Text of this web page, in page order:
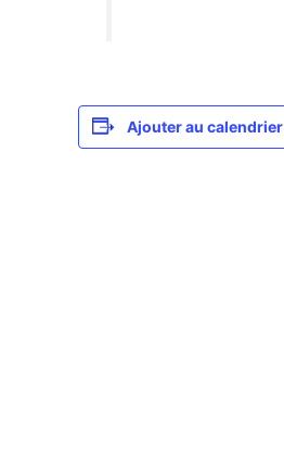
Ajouter au calendrier